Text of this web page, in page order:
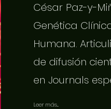
César Paz-y-
Genética
Humana.
de difusión
en Journals
Leer más...